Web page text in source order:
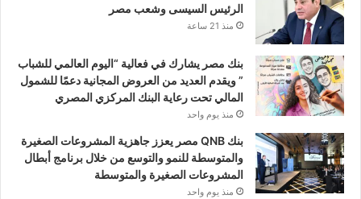
الرئيس السيسى وشعب مصر
منذ 21 ساعة
بنك مصر يشارك في فعالية “اليوم العالمي للشباب
” ويقدم العديد من العروض المجانية دعمًا للشمول
المالي تحت رعاية البنك المركزي المصري
منذ يوم واحد
بنك QNB مصر يعزز جاهزية المشروعات الصغيرة
والمتوسطة للنمو والتوسع من خلال برنامج أبطال
المشروعات الصغيرة والمتوسطة
منذ يوم واحد